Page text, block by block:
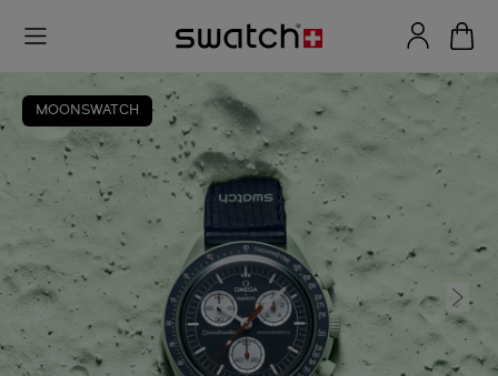
MOONSWATCH